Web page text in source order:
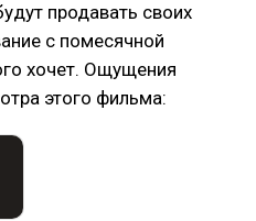
продавать своих
с помесячной
хочет. Ощущения
этого фильма: